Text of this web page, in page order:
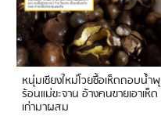
หนุ่มเชียงใหม่โวยซื้อเห็ดถอบน้ำพุ
ร้อนแม่ขะจาน อ้างคนขายเอาเห็ด
เก่ามาผสม